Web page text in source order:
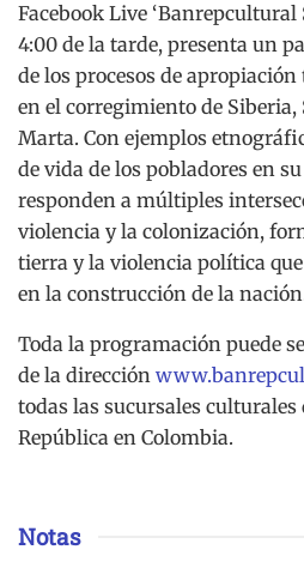
Facebook Live ‘Banrepcultural
4:00 de la tarde, presenta un
de los procesos de
en el corregimiento de Siberia,
Marta. Con ejemplos
de vida de los pobladores en
responden a múltiples
violencia y la colonización,
tierra y la violencia política
en la construcción de la
Toda la programación puede
de la dirección
todas las sucursales culturales
República en Colombia.
Notas